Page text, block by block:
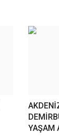
YAŞAM